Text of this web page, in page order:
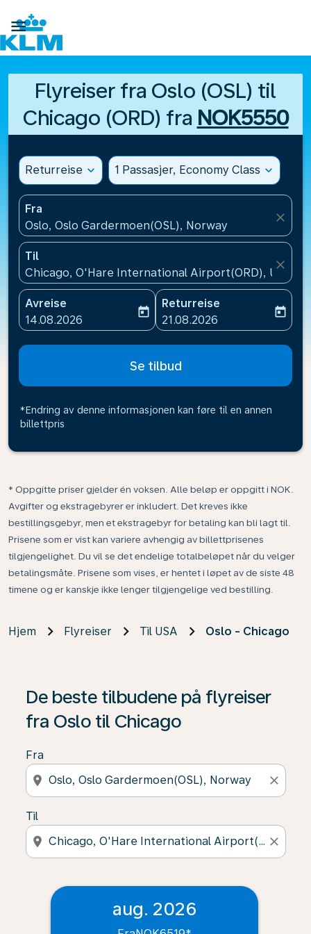

Flyreiser fra Oslo (OSL) til
Chicago (ORD) fra NOK5550
Returreise expand_more 1 Passasjer, Economy Class expand_more
Fra
Oslo, Oslo Gardermoen(OSL), Norway
close
Til
Chicago, O'Hare International Airport(ORD), USA
close
Avreise
fc-booking-departure-date-aria-label
14.08.2026
today
Returreise
fc-booking-return-date-
21.08.2026
today
Se tilbud
*Endring av denne informasjonen kan føre til en annen
billettpris
* Oppgitte priser gjelder én voksen. Alle beløp er oppgitt i NOK.
Avgifter og ekstragebyrer er inkludert. Det kreves ikke
bestillingsgebyr, men et ekstragebyr for betaling kan bli lagt til.
Prisene som er vist kan variere avhengig av billettprisenes
tilgjengelighet. Du vil se det endelige totalbeløpet når du velger
betalingsmåte. Prisene som vises, er hentet i løpet av de siste 48
timene og er kanskje ikke lenger tilgjengelige ved bestilling.
Hjem Flyreiser Til USA Oslo - Chicago
De beste tilbudene på flyreiser
fra Oslo til Chicago
Fra
location_on close
Til
location_on close
aug. 2026